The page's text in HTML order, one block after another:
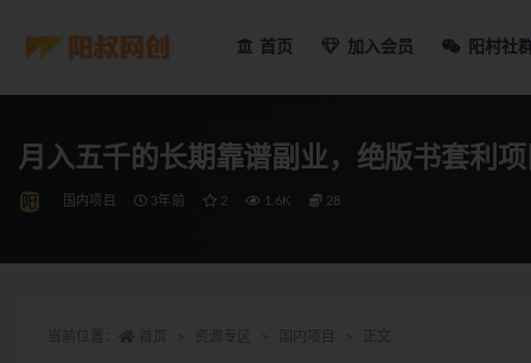
首页 加入会员 阳村社
月入五千的长期靠谱副业，绝版书套利项
国内项目 3年前 2 1.6K 28